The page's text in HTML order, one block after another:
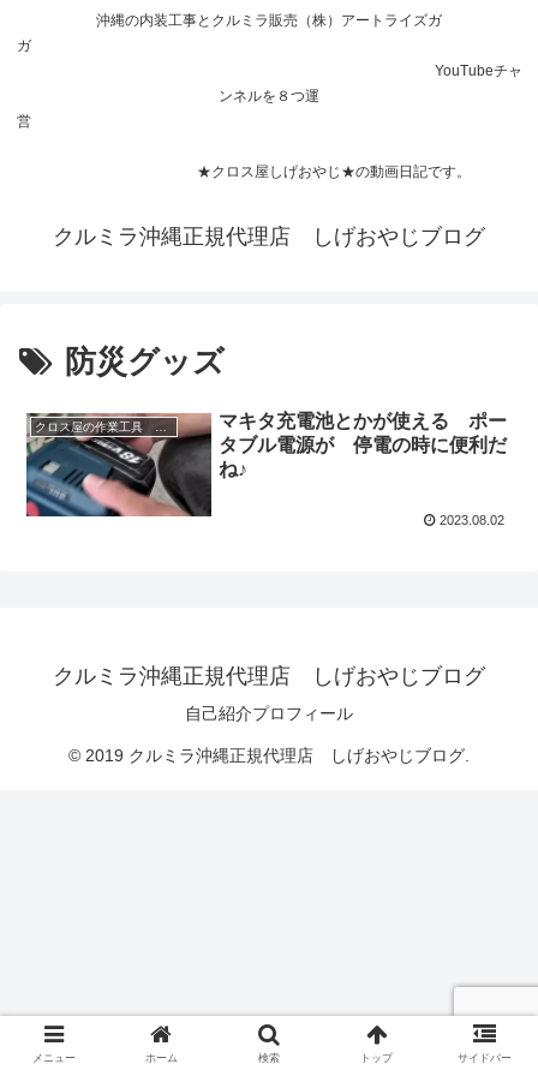
沖縄の内装工事とクルミラ販売（株）アートライズガ
ガ
YouTubeチャ
ンネルを８つ運
営
★クロス屋しげおやじ★の動画日記です。
クルミラ沖縄正規代理店 しげおやじブログ
防災グッズ
マキタ充電池とかが使える ポー
タブル電源が 停電の時に便利だ
ね♪
2023.08.02
クルミラ沖縄正規代理店 しげおやじブログ
自己紹介プロフィール
© 2019 クルミラ沖縄正規代理店 しげおやじブログ.
メニュー ホーム 検索 トップ サイドバー